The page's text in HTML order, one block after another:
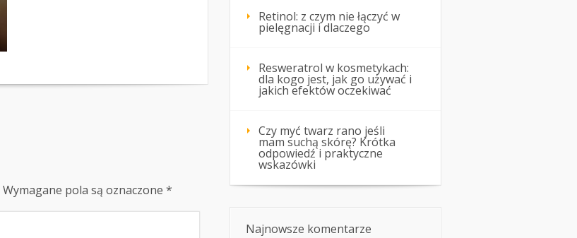
Wymagane pola są oznaczone *
Retinol: z czym nie łączyć w
pielęgnacji i dlaczego
Resweratrol w kosmetykach:
dla kogo jest, jak go używać i
jakich efektów oczekiwać
Czy myć twarz rano jeśli
mam suchą skórę? Krótka
odpowiedź i praktyczne
wskazówki
Najnowsze komentarze